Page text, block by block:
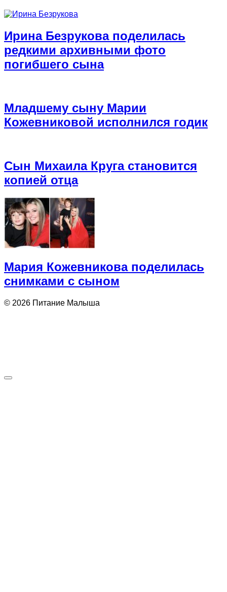
Ирина Безрукова поделилась
редкими архивными фото
погибшего сына
Младшему сыну Марии
Кожевниковой исполнился годик
Сын Михаила Круга становится
копией отца
Мария Кожевникова поделилась
снимками с сыном
© 2026 Питание Малыша